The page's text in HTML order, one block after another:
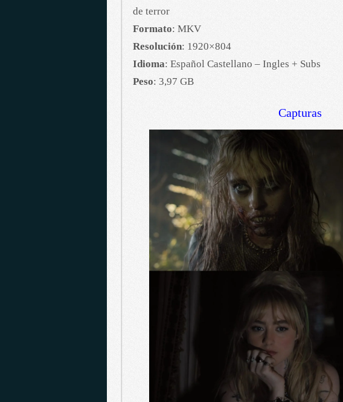
de terror
Formato: MKV
Resolución: 1920×804
Idioma: Español Castellano – Ingles + Subs
Peso: 3,97 GB
Capturas